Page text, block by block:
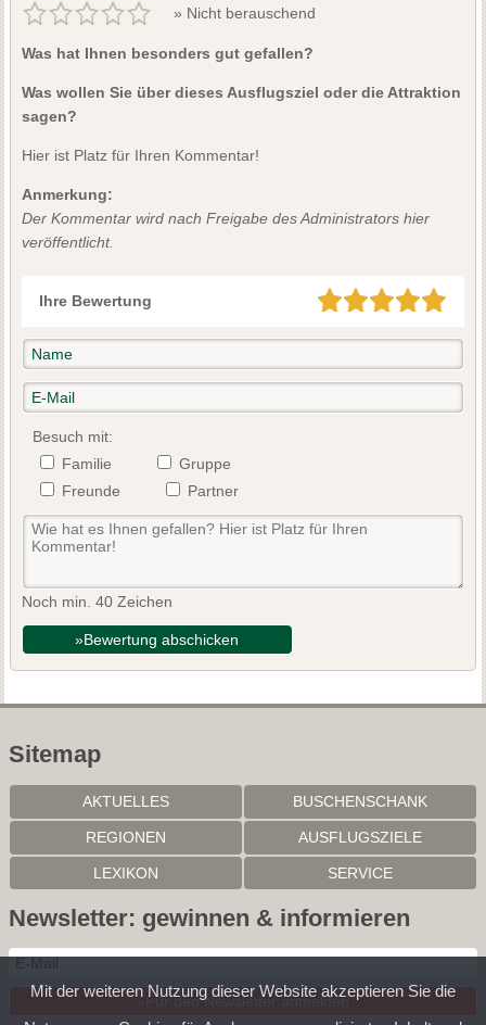
» Nicht berauschend
Was hat Ihnen besonders gut gefallen?
Was wollen Sie über dieses Ausflugsziel oder die Attraktion
sagen?
Hier ist Platz für Ihren Kommentar!
Anmerkung:
Der Kommentar wird nach Freigabe des Administrators hier
veröffentlicht.
Ihre Bewertung
Besuch mit:
Familie
Gruppe
Freunde
Partner
Noch min. 40 Zeichen
»Bewertung abschicken
Sitemap
AKTUELLES BUSCHENSCHANK
REGIONEN AUSFLUGSZIELE
LEXIKON SERVICE
Newsletter: gewinnen & informieren
»Für den Newsletter anmelden
Mit der weiteren Nutzung dieser Website akzeptieren Sie die